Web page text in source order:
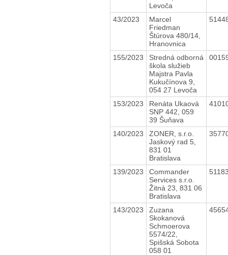
Levoča
43/2023
Marcel
Friedman
Štúrova 480/14,
Hranovnica
155/2023
Stredná odborná
škola služieb
Majstra Pavla
Kukučínova 9,
054 27 Levoča
153/2023
Renáta Ukaová
SNP 442, 059
39 Šuňava
140/2023
ZONER, s.r.o.
Jaskový rad 5,
831 01
Bratislava
139/2023
Commander
Services s.r.o.
Žitná 23, 831 06
Bratislava
143/2023
Zuzana
Skokanová
Schmoerova
5574/22,
Spišská Sobota
058 01